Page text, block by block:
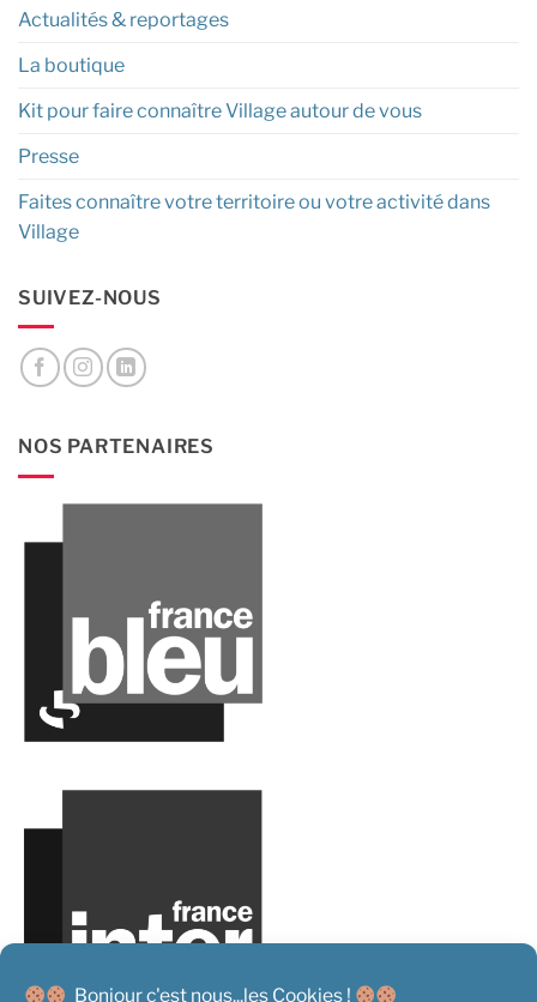
Bonjour c'est nous...les Cookies !
Actualités & reportages
La boutique
Kit pour faire connaître Village autour de vous
Presse
Faites connaître votre territoire ou votre activité dans
Village
SUIVEZ-NOUS
NOS PARTENAIRES